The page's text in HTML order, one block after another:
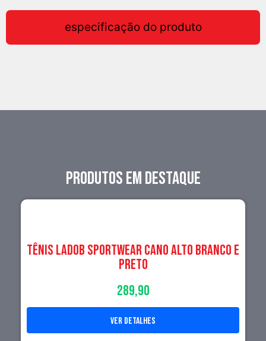
especificação do produto
PRODUTOS EM DESTAQUE
TÊNIS LADOB SPORTWEAR CANO ALTO BRANCO E
PRETO
289,90
ver detalhes